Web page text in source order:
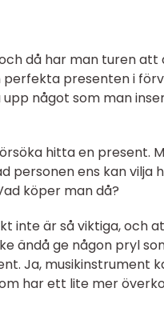
då har man turen
presenten i
något som man
hitta en present.
personen ens kan vilja
köper man då?
inte är så viktiga, och
ändå ge någon pryl
Ja, musikinstrument
har ett lite mer